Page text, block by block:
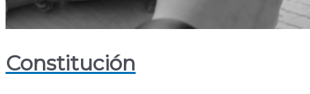
Constitución